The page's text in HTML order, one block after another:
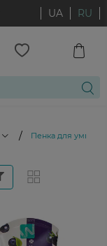
UA RU
/ Пенка для